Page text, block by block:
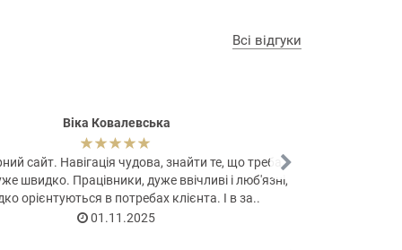
на складі і готове до відправки.
товару.
на покупках.
персоналу та якість отриманого товару, тому
Всі відгуки
Віка Ковалевська
сайт. Навігація чудова, знайти те, що треба,
швидко. Працівники, дуже ввічливі і люб'язні,
орієнтуються в потребах клієнта. І в за..
01.11.2025